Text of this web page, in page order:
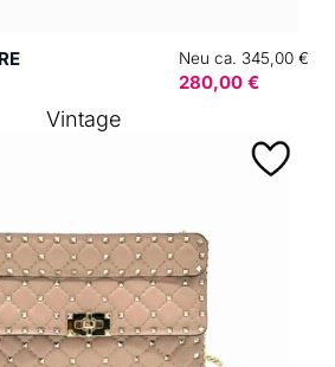
Neu ca. 345,00 €
280,00 €
Vintage